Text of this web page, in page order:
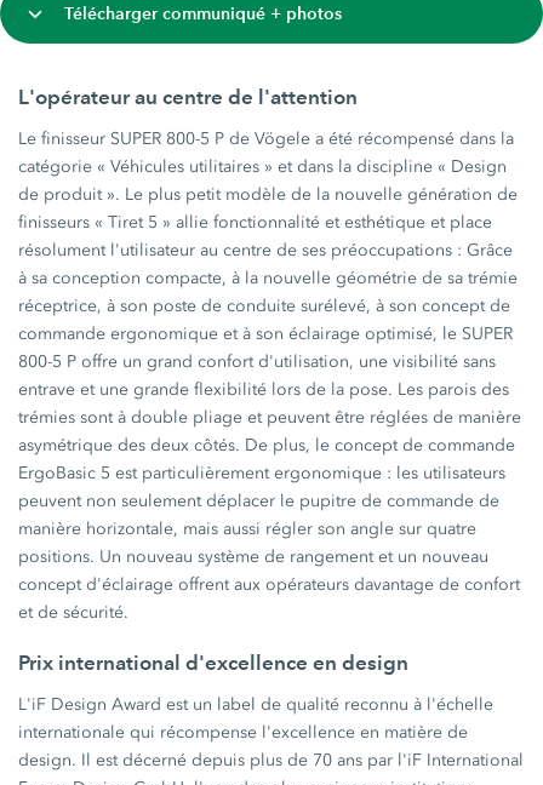
Télécharger communiqué + photos
L'opérateur au centre de l'attention
Le finisseur SUPER 800-5 P de Vögele a été récompensé dans la
catégorie « Véhicules utilitaires » et dans la discipline « Design
de produit ». Le plus petit modèle de la nouvelle génération de
finisseurs « Tiret 5 » allie fonctionnalité et esthétique et place
résolument l'utilisateur au centre de ses préoccupations : Grâce
à sa conception compacte, à la nouvelle géométrie de sa trémie
réceptrice, à son poste de conduite surélevé, à son concept de
commande ergonomique et à son éclairage optimisé, le SUPER
800-5 P offre un grand confort d'utilisation, une visibilité sans
entrave et une grande flexibilité lors de la pose. Les parois des
trémies sont à double pliage et peuvent être réglées de manière
asymétrique des deux côtés. De plus, le concept de commande
ErgoBasic 5 est particulièrement ergonomique : les utilisateurs
peuvent non seulement déplacer le pupitre de commande de
manière horizontale, mais aussi régler son angle sur quatre
positions. Un nouveau système de rangement et un nouveau
concept d'éclairage offrent aux opérateurs davantage de confort
et de sécurité.
Prix international d'excellence en design
L'iF Design Award est un label de qualité reconnu à l'échelle
internationale qui récompense l'excellence en matière de
design. Il est décerné depuis plus de 70 ans par l'iF International